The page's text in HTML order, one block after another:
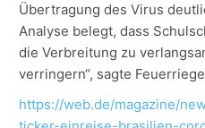
Übertragung des Virus
Analyse belegt, dass
die Verbreitung zu
verringern“, sagte
https://web.de/magazine/